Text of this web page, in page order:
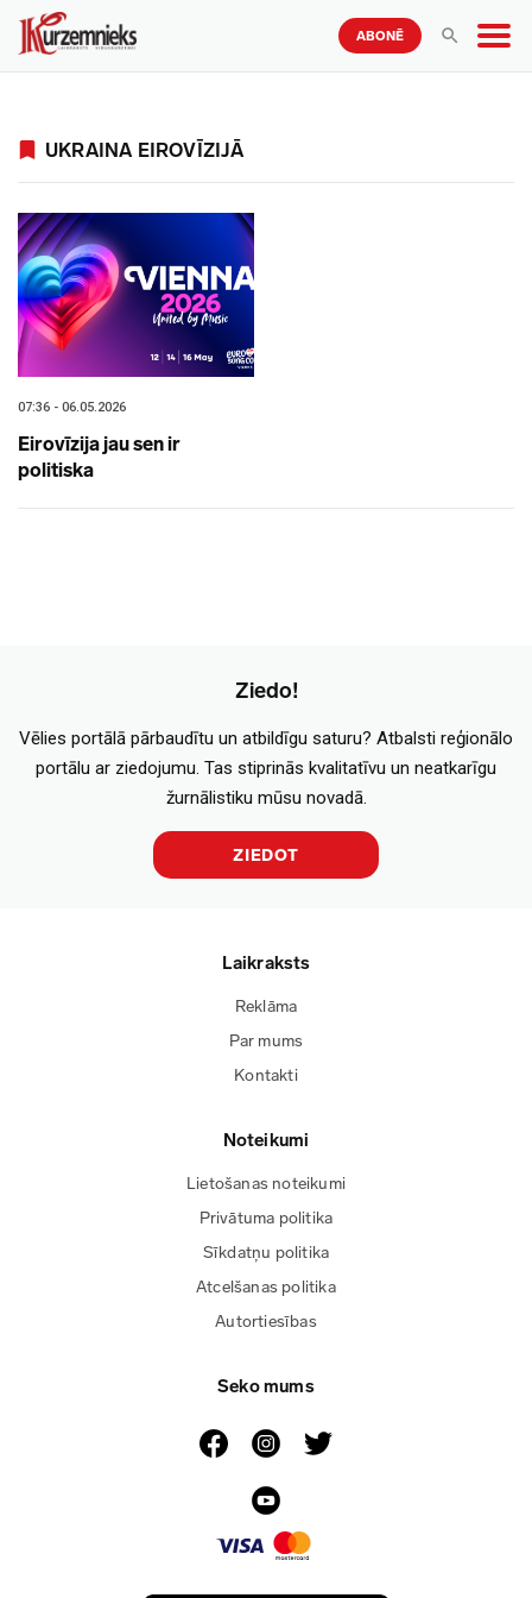
ABONĒ
UKRAINA EIROVĪZIJĀ
07:36 - 06.05.2026
Eirovīzija jau sen ir
politiska
Ziedo!
Vēlies portālā pārbaudītu un atbildīgu saturu? Atbalsti reģionālo
portālu ar ziedojumu. Tas stiprinās kvalitatīvu un neatkarīgu
žurnālistiku mūsu novadā.
ZIEDOT
Laikraksts
Reklāma
Par mums
Kontakti
Noteikumi
Lietošanas noteikumi
Privātuma politika
Sīkdatņu politika
Atcelšanas politika
Autortiesības
Seko mums